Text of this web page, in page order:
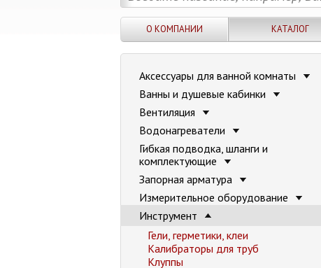
О КОМПАНИИ КАТАЛОГ
Аксессуары для ванной комнаты
Ванны и душевые кабинки
Вентиляция
Водонагреватели
Гибкая подводка, шланги и
комплектующие
Запорная арматура
Измерительное оборудование
Инструмент
Гели, герметики, клеи
Калибраторы для труб
Клуппы